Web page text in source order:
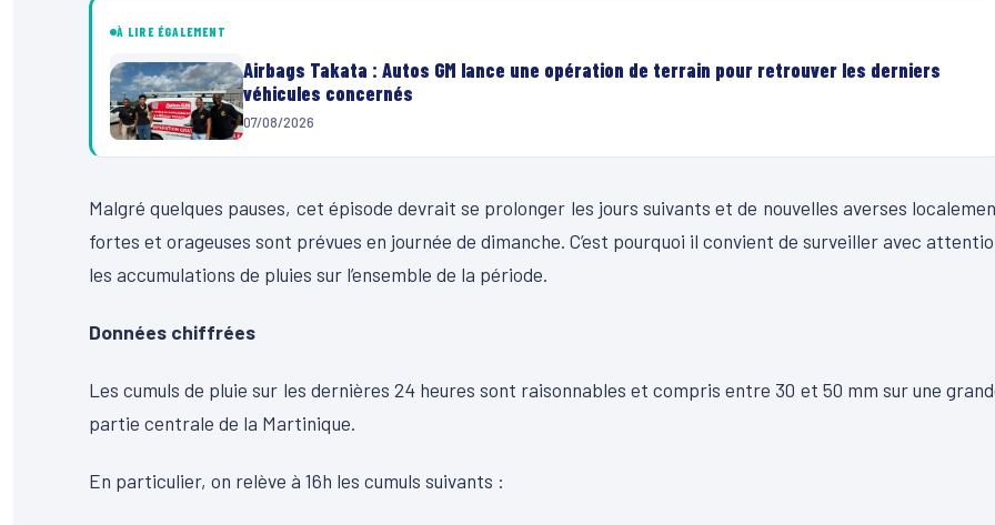
À LIRE ÉGALEMENT
Airbags Takata : Autos GM lance une opération de terrain pour retrouver les derniers
véhicules concernés
07/08/2026
Malgré quelques pauses, cet épisode devrait se prolonger les jours suivants et de nouvelles averses
fortes et orageuses sont prévues en journée de dimanche. C’est pourquoi il convient de surveiller avec
les accumulations de pluies sur l’ensemble de la période.
Données chiffrées
Les cumuls de pluie sur les dernières 24 heures sont raisonnables et compris entre 30 et 50 mm sur une
partie centrale de la Martinique.
En particulier, on relève à 16h les cumuls suivants :